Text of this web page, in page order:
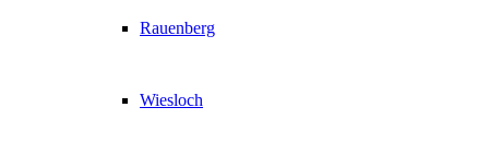
Rauenberg
Wiesloch